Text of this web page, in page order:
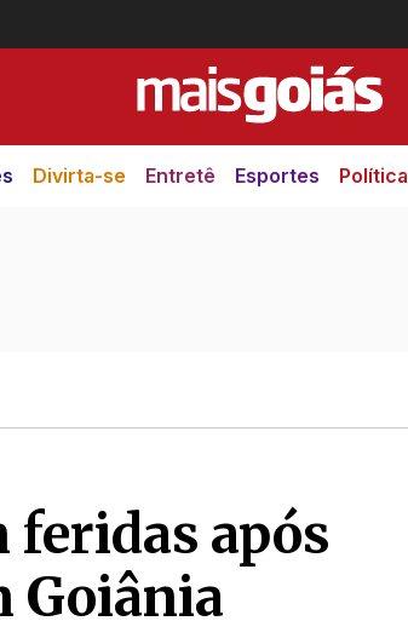
Divirta-se Entretê Esportes Política
feridas após
Goiânia